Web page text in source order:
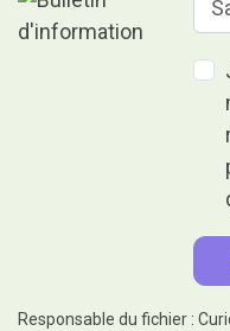
Responsable du fichier :